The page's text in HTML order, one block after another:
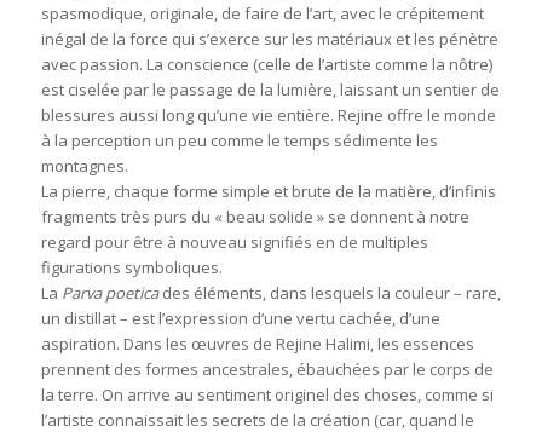
spasmodique, originale, de faire de l’art, avec le crépitement
inégal de la force qui s’exerce sur les matériaux et les pénètre
avec passion. La conscience (celle de l’artiste comme la nôtre)
est ciselée par le passage de la lumière, laissant un sentier de
blessures aussi long qu’une vie entière. Rejine offre le monde
à la perception un peu comme le temps sédimente les
montagnes.
La pierre, chaque forme simple et brute de la matière, d’infinis
fragments très purs du « beau solide » se donnent à notre
regard pour être à nouveau signifiés en de multiples
figurations symboliques.
La Parva poeticades éléments, dans lesquels la couleur – rare,
un distillat – est l’expression d’une vertu cachée, d’une
aspiration. Dans les œuvres de Rejine Halimi, les essences
prennent des formes ancestrales, ébauchées par le corps de
la terre. On arrive au sentiment originel des choses, comme si
l’artiste connaissait les secrets de la création (car, quand le